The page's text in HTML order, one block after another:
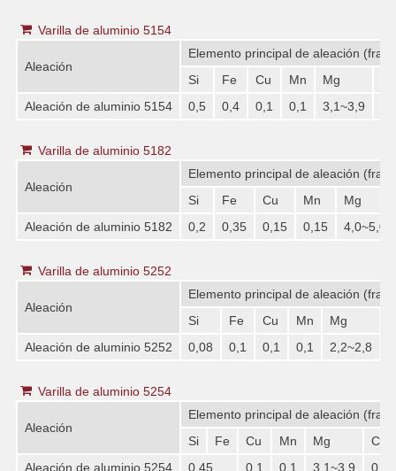
Varilla de aluminio 5154
Aleación
Elemento principal de aleación
Si
Fe Cu Mn Mg
Aleación de aluminio 5154
0,5 0,4 0,1 0,1 3,1~3,9
Varilla de aluminio 5182
Aleación
Elemento principal de aleación
Si
Fe Cu Mn
Mg
Aleación de aluminio 5182
0,2 0,35 0,15 0,15 4,0~5,0
Varilla de aluminio 5252
Aleación
Elemento principal de aleación
Si
Fe Cu Mn Mg
Aleación de aluminio 5252
0,08 0,1 0,1 0,1 2,2~2,8
Varilla de aluminio 5254
Aleación
Elemento principal de aleación
Si
Fe Cu Mn Mg
Cr
Aleación de aluminio 5254
0,45 0,1 0,1 3,1~3,9